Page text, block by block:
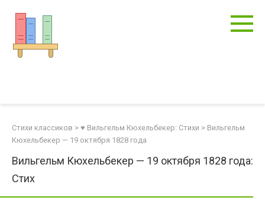
контенту
Стихи классиков > ♥ Вильгельм Кюхельбекер: Стихи > Вильгельм
Кюхельбекер — 19 октября 1828 года
Вильгельм Кюхельбекер — 19 октября 1828 года:
Стих